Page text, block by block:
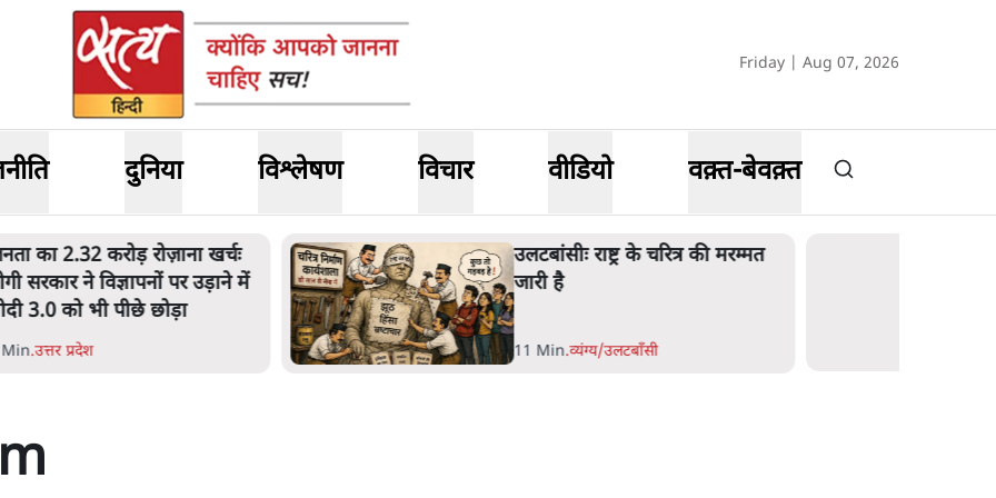
Friday | Aug 07, 2026
दुनिया विश्लेषण विचार वीडियो वक़्त-बेवक़्त
का 2.32 करोड़ रोज़ाना खर्चः
सरकार ने विज्ञापनों पर उड़ाने में
3.0 को भी पीछे छोड़ा
.उत्तर प्रदेश
उलटबांसीः राष्ट्र के चरित्र की मरम्मत
जारी है
11 Min.व्यंग्य/उलटबाँसी